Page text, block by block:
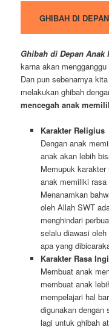
GHIBAH DI
Ghibah di Depan Anak
karna akan
Dan pun sebenarnya
melakukan ghibah
mencegah anak
Karakter Religius
Dengan anak
anak akan lebih
Memupuk
anak memiliki rasa
Menanamkan
oleh Allah SWT
menghindari
selalu diawasi
apa yang
Karakter Rasa
Membuat anak
membuat anak
mempelajari hal
digunakan dengan
lagi untuk ghibah